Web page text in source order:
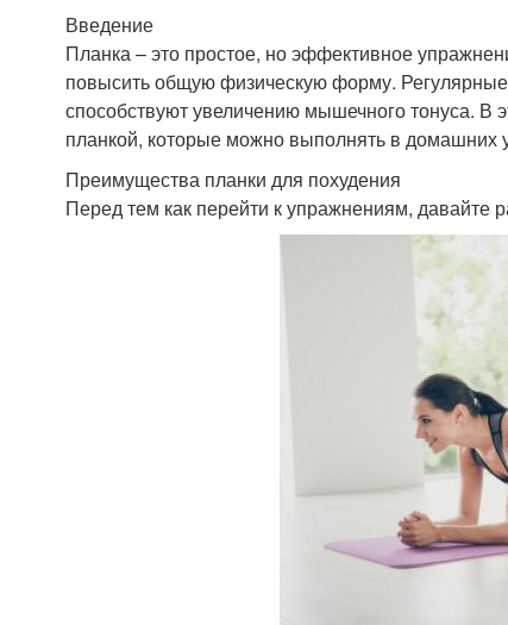
Введение
Планка – это простое, но эффективное
повысить общую физическую форму. Регулярные
способствуют увеличению мышечного тонуса.
планкой, которые можно выполнять в домашних
Преимущества планки для похудения
Перед тем как перейти к упражнениям, давайте